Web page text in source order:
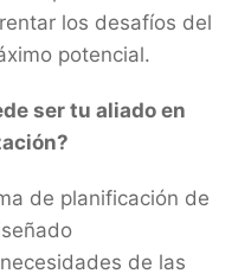
los desafíos del
potencial.
ser tu aliado en
de planificación de
de las